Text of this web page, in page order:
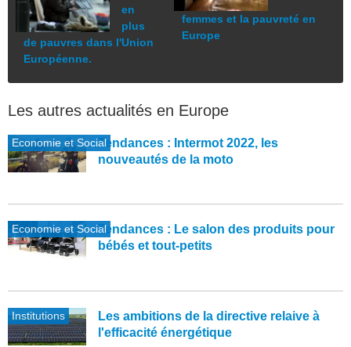
en
plus
de pauvres dans l'Union
Européenne.
femmes et la pauvreté en
Europe
Les autres actualités en Europe
Economie et SocialTendances : Intermot 2022, les
nouveautés de la moto
Economie et SocialTendances : Le salon des produits pour
bébés et tout-petits
Institutions
Les ambitions de la directive relaive à
l'efficacité énergétique